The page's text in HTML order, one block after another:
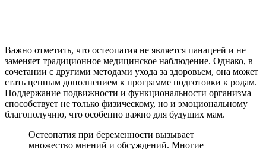
Важно отметить, что остеопатия не является панацеей и не
заменяет традиционное медицинское наблюдение. Однако, в
сочетании с другими методами ухода за здоровьем, она может
стать ценным дополнением к программе подготовки к родам.
Поддержание подвижности и функциональности организма
способствует не только физическому, но и эмоциональному
благополучию, что особенно важно для будущих мам.
Остеопатия при беременности вызывает
множество мнений и обсуждений. Многие